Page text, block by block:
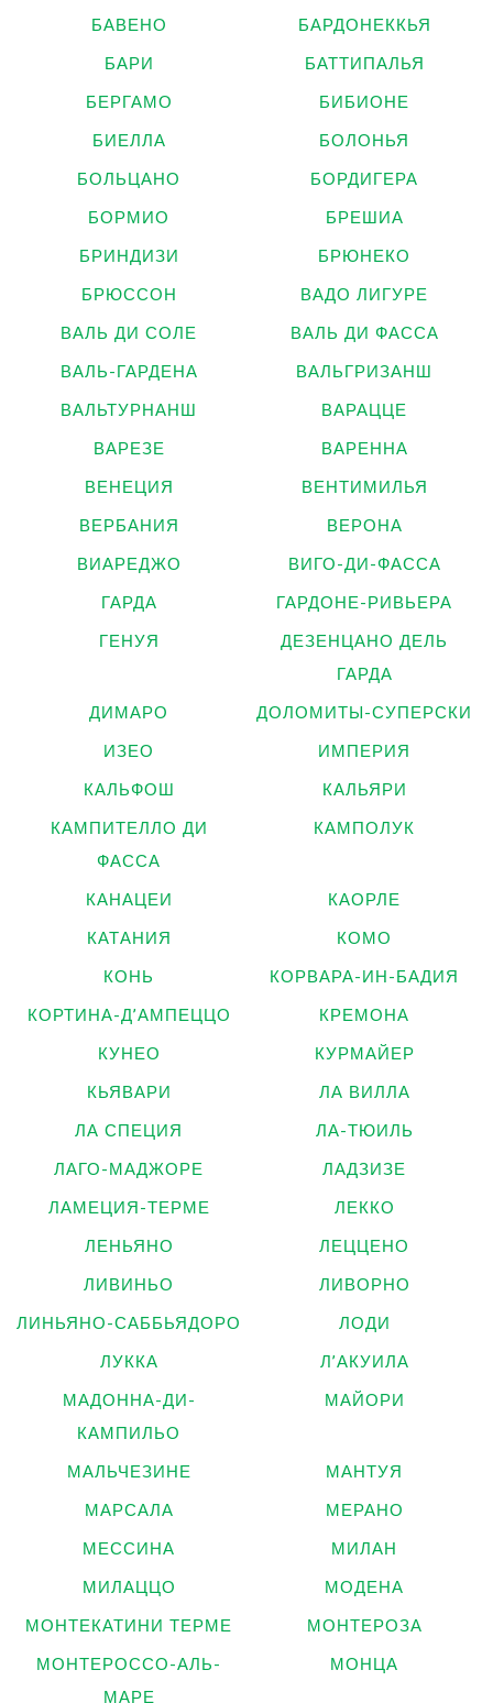
БАВЕНО
БАРДОНЕККЬЯ
БАРИ
БАТТИПАЛЬЯ
БЕРГАМО
БИБИОНЕ
БИЕЛЛА
БОЛОНЬЯ
БОЛЬЦАНО
БОРДИГЕРА
БОРМИО
БРЕШИА
БРИНДИЗИ
БРЮНЕКО
БРЮССОН
ВАДО ЛИГУРЕ
ВАЛЬ ДИ СОЛЕ
ВАЛЬ ДИ ФАССА
ВАЛЬ-ГАРДЕНА
ВАЛЬГРИЗАНШ
ВАЛЬТУРНАНШ
ВАРАЦЦЕ
ВАРЕЗЕ
ВАРЕННА
ВЕНЕЦИЯ
ВЕНТИМИЛЬЯ
ВЕРБАНИЯ
ВЕРОНА
ВИАРЕДЖО
ВИГО-ДИ-ФАССА
ГАРДА
ГАРДОНЕ-РИВЬЕРА
ГЕНУЯ
ДЕЗЕНЦАНО ДЕЛЬ
ГАРДА
ДИМАРО
ДОЛОМИТЫ-СУПЕРСКИ
ИЗЕО
ИМПЕРИЯ
КАЛЬФОШ
КАЛЬЯРИ
КАМПИТЕЛЛО ДИ
ФАССА
КАМПОЛУК
КАНАЦЕИ
КАОРЛЕ
КАТАНИЯ
КОМО
КОНЬ
КОРВАРА-ИН-БАДИЯ
КОРТИНА-Д’АМПЕЦЦО
КРЕМОНА
КУНЕО
КУРМАЙЕР
КЬЯВАРИ
ЛА ВИЛЛА
ЛА СПЕЦИЯ
ЛА-ТЮИЛЬ
ЛАГО-МАДЖОРЕ
ЛАДЗИЗЕ
ЛАМЕЦИЯ-ТЕРМЕ
ЛЕККО
ЛЕНЬЯНО
ЛЕЦЦЕНО
ЛИВИНЬО
ЛИВОРНО
ЛИНЬЯНО-САББЬЯДОРО
ЛОДИ
ЛУККА
Л’АКУИЛА
МАДОННА-ДИ-
КАМПИЛЬО
МАЙОРИ
МАЛЬЧЕЗИНЕ
МАНТУЯ
МАРСАЛА
МЕРАНО
МЕССИНА
МИЛАН
МИЛАЦЦО
МОДЕНА
МОНТЕКАТИНИ ТЕРМЕ
МОНТЕРОЗА
МОНТЕРОССО-АЛЬ-
МАРЕ
МОНЦА